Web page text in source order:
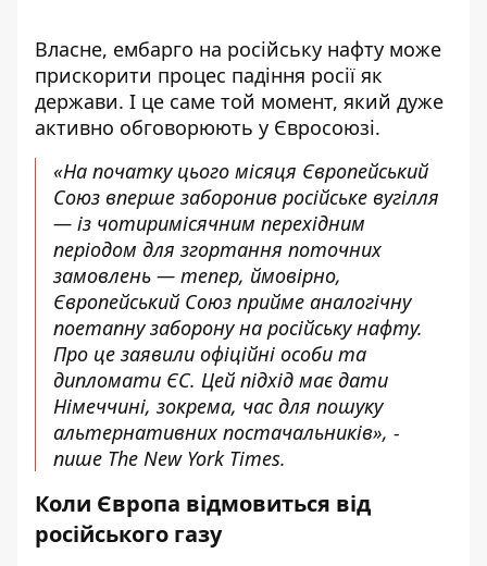
Власне, ембарго на російську нафту може
прискорити процес падіння росії як
держави. І це саме той момент, який дуже
активно обговорюють у Євросоюзі.
«На початку цього місяця Європейський
Союз вперше заборонив російське вугілля
— із чотиримісячним перехідним
періодом для згортання поточних
замовлень — тепер, ймовірно,
Європейський Союз прийме аналогічну
поетапну заборону на російську нафту.
Про це заявили офіційні особи та
дипломати ЄС. Цей підхід має дати
Німеччині, зокрема, час для пошуку
альтернативних постачальників», -
пише The New York Times.
Коли Європа відмовиться від
російського газу